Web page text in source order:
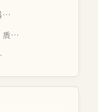
…
质…